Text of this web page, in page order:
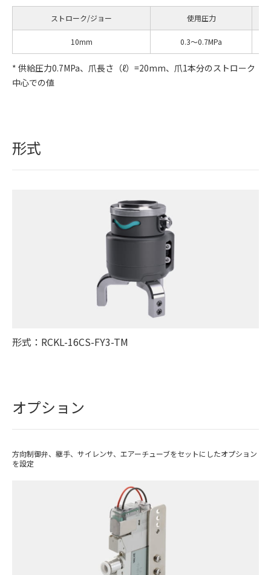
ストローク/ジョー 使用圧力
10mm 0.3〜0.7MPa
* 供給圧力0.7MPa、爪長さ（ℓ）=20mm、爪1本分のストローク
中心での値
形式
形式：RCKL-16CS-FY3-TM
オプション
方向制御弁、継手、サイレンサ、エアーチューブをセットにしたオプション
を設定